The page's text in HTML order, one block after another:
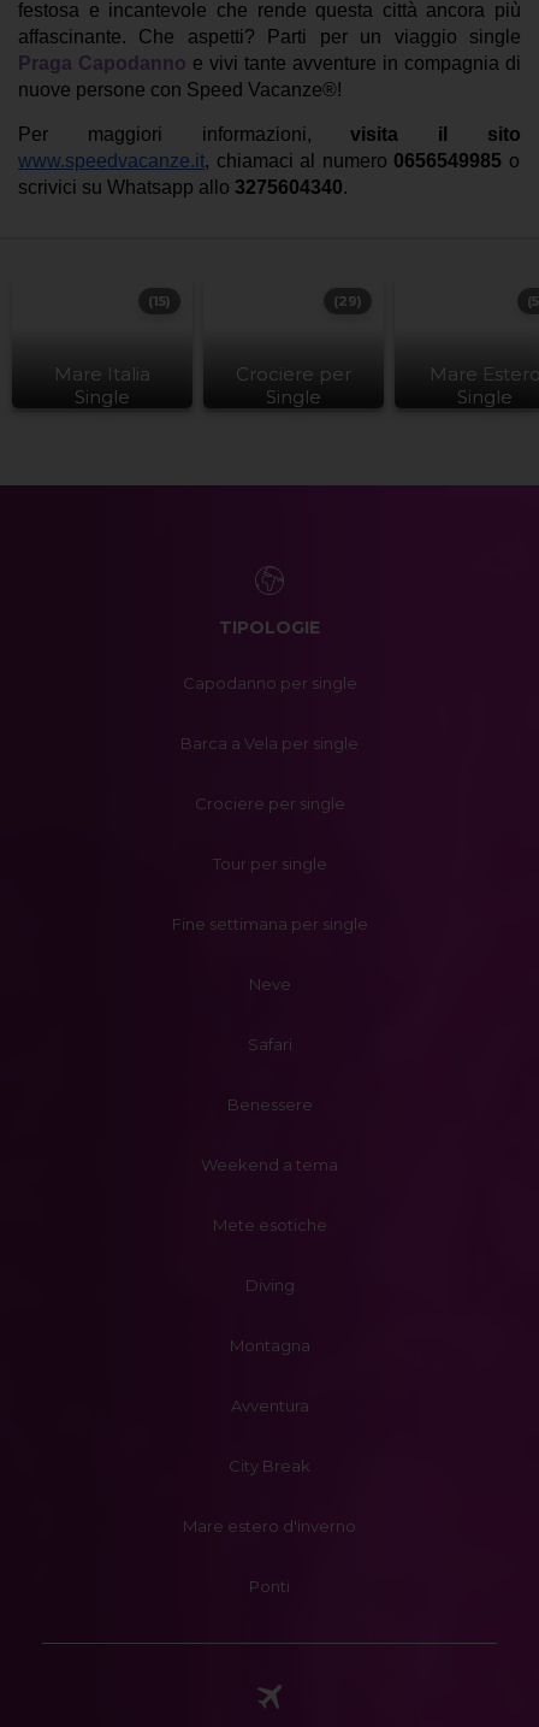
festosa e incantevole che rende questa città ancora più
affascinante. Che aspetti? Parti per un viaggio single
Praga Capodanno e vivi tante avventure in compagnia di
nuove persone con Speed Vacanze®!
Per maggiori informazioni,visita il sito
www.speedvacanze.it, chiamaci al numero 0656549985 o
scrivici su Whatsapp allo 3275604340.
Mare Italia
Single
(15)
Crociere per
Single
(29)
Mare
Single
TIPOLOGIE
Capodanno per single
Barca a Vela per single
Crociere per single
Tour per single
Fine settimana per single
Neve
Safari
Benessere
Weekend a tema
Mete esotiche
Diving
Montagna
Avventura
City Break
Mare estero d'inverno
Ponti